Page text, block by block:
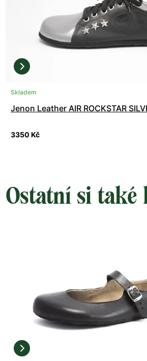
Skladem
Jenon Leather AIR ROCKSTAR
3350 Kč
Ostatní si také